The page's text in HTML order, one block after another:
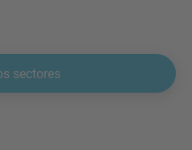
sectores